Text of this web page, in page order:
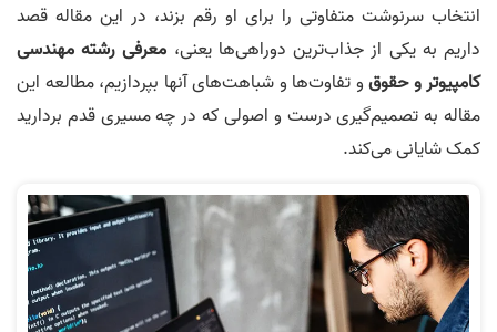
انتخاب سرنوشت متفاوتی را برای او رقم بزند، در این مقاله‌ قصد
داریم به یکی از جذاب‌ترین دوراهی‌ها یعنی، معرفی رشته مهندسی
کامپیوتر و حقوقو تفاوت‌ها و شباهت‌های آنها بپردازیم، مطالعه‌ این
مقاله به تصمیم‌گیری درست و اصولی که در چه مسیری قدم بردارید
کمک شایانی می‌کند.